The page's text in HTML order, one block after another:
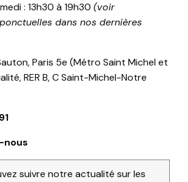
: 13h30 à 19h30 (voir
dans nos dernières
Paris 5e (Métro Saint Michel et
RER B, C Saint-Michel-Notre
suivre notre actualité sur les